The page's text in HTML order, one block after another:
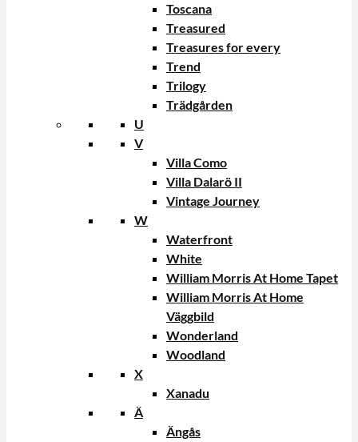
Toscana
Treasured
Treasures for every
Trend
Trilogy
Trädgården
U
V
Villa Como
Villa Dalarö II
Vintage Journey
W
Waterfront
White
William Morris At Home Tapet
William Morris At Home
Väggbild
Wonderland
Woodland
X
Xanadu
Ä
Ängås